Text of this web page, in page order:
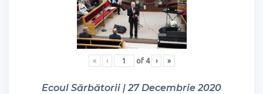
« ‹ of 4 › »
Ecoul Sărbătorii | 27 Decembrie 2020